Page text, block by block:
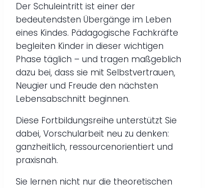
Der Schuleintritt ist einer der
bedeutendsten Übergänge im Leben
eines Kindes. Pädagogische Fachkräfte
begleiten Kinder in dieser wichtigen
Phase täglich – und tragen maßgeblich
dazu bei, dass sie mit Selbstvertrauen,
Neugier und Freude den nächsten
Lebensabschnitt beginnen.
Diese Fortbildungsreihe unterstützt Sie
dabei, Vorschularbeit neu zu denken:
ganzheitlich, ressourcenorientiert und
praxisnah.
Sie lernen nicht nur die theoretischen